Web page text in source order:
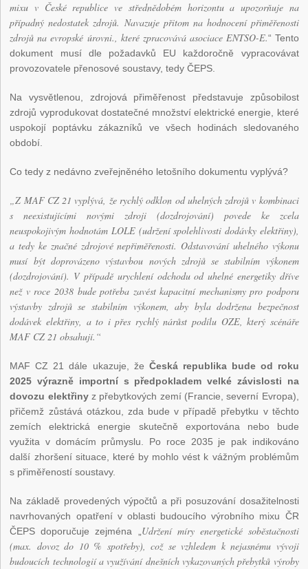
mixu v České republice ve střednědobém horizontu a upozorňuje na
případný nedostatek zdrojů. Navazuje přitom na hodnocení přiměřenosti
zdrojů na evropské úrovni., které zpracovává asociace ENTSO-E.“ Tento
dokument musí dle požadavků EU každoročně vypracovávat
provozovatele přenosové soustavy, tedy ČEPS.
Na vysvětlenou, zdrojová přiměřenost představuje způsobilost
zdrojů vyprodukovat dostatečné množství elektrické energie, které
uspokojí poptávku zákazníků ve všech hodinách sledovaného
období.
Co tedy z nedávno zveřejněného letošního dokumentu vyplývá?
„Z MAF CZ 21 vyplývá, že rychlý odklon od uhelných zdrojů v kombinaci
s neexistujícími novými zdroji (dozdrojování) povede ke zcela
neuspokojivým hodnotám LOLE (udržení spolehlivosti dodávky elektřiny),
a tedy ke značné zdrojové nepřiměřenosti. Odstavování uhelného výkonu
musí být doprovázeno výstavbou nových zdrojů se stabilním výkonem
(dozdrojování). V případě urychlení odchodu od uhelné energetiky dříve
než v roce 2038 bude potřeba zavést kapacitní mechanismy pro podporu
výstavby zdrojů se stabilním výkonem, aby byla dodržena bezpečnost
dodávek elektřiny, a to i přes rychlý nárůst podílu OZE, který scénáře
MAF CZ 21 obsahují.“
MAF CZ 21 dále ukazuje, že Česká republika bude od roku
2025 výrazně importní s předpokladem velké závislosti na
dovozu elektřinyz přebytkových zemí (Francie, severní Evropa),
přičemž zůstává otázkou, zda bude v případě přebytku v těchto
zemích elektrická energie skutečně exportována nebo bude
využita v domácím průmyslu. Po roce 2035 je pak indikováno
další zhoršení situace, které by mohlo vést k vážným problémům
s přiměřeností soustavy.
Na základě provedených výpočtů a při posuzování dosažitelnosti
navrhovaných opatření v oblasti budoucího výrobního mixu ČR
ČEPS doporučuje zejména „Udržení míry energetické soběstačnosti
(max. dovoz do 10 % spotřeby), což se vzhledem k nejasnému vývoji
budoucích technologií a využívání dnešních vykazovaných přebytků výroby